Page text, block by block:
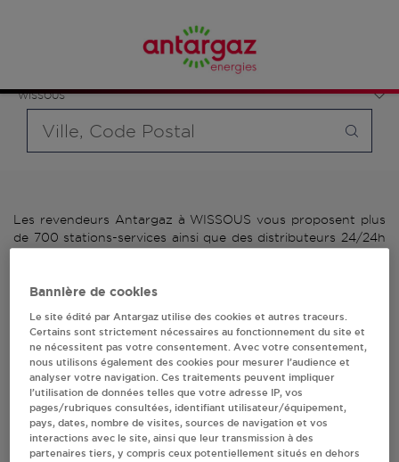
WISSOUS
bouteille souhaité et le type de point de vente (revendeur /
distributeur automatique de bouteilles de gaz ou station GPL
carburant)
Les revendeurs Antargaz à WISSOUS vous proposent plus
de 700 stations-services ainsi que des distributeurs 24/24h
votre stations GPL ou distributeurs de bouteilles de gaz.
2 revendeur(s) Antargaz
à WISSOUS
Villes
Bannière de cookies
Le site édité par Antargaz utilise des cookies et autres traceurs.
Certains sont strictement nécessaires au fonctionnement du site et
ne nécessitent pas votre consentement. Avec votre consentement,
nous utilisons également des cookies pour mesurer l’audience et
analyser votre navigation. Ces traitements peuvent impliquer
l’utilisation de données telles que votre adresse IP, vos
pages/rubriques consultées, identifiant utilisateur/équipement,
pays, dates, nombre de visites, sources de navigation et vos
interactions avec le site, ainsi que leur transmission à des
partenaires tiers, y compris ceux potentiellement situés en dehors